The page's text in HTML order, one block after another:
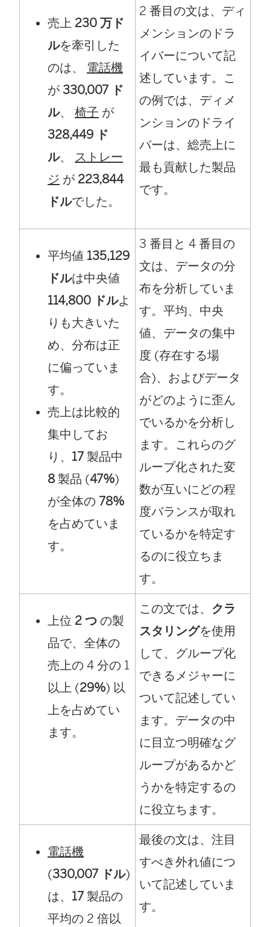
売上 230 万ド
ルを牽引した
のは、 電話機
が 330,007 ド
ル、 椅子 が
328,449 ド
ル、 ストレー
ジ が 223,844
ドルでした。
2 番目の文は、ディ
メンションのドラ
イバーについて記
述しています。こ
の例では、ディメ
ンションのドライ
バーは、総売上に
最も貢献した製品
です。
平均値 135,129
ドルは中央値
114,800 ドルよ
りも大きいた
め、分布は正
に偏っていま
す。
売上は比較的
集中してお
り、 17 製品中
8製品 (47%)
が全体の 78%
を占めていま
す。
3 番目と 4 番目の
文は、データの分
布を分析していま
す。平均、中央
値、データの集中
度 (存在する場
合)、およびデータ
がどのように歪ん
でいるかを分析し
ます。これらのグ
ループ化された変
数が互いにどの程
度バランスが取れ
ているかを特定す
るのに役立ちま
す。
上位 2 つ の製
品で、全体の
売上の 4 分の 1
以上 (29%) 以
上を占めてい
ます。
この文では、 クラ
スタリングを使用
して、グループ化
できるメジャーに
ついて記述してい
ます。データの中
に目立つ明確なグ
ループがあるかど
うかを特定するの
に役立ちます。
電話機
(330,007 ドル)
は、 17 製品の
平均の 2 倍以
最後の文は、注目
すべき外れ値につ
いて記述していま
す。